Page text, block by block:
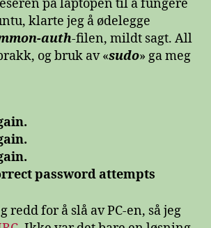
på laptopen til å fungere
klarte jeg å ødelegge
auth-filen, mildt sagt. All
og bruk av «sudo» ga meg
password attempts
redd for å slå av PC-en, så jeg